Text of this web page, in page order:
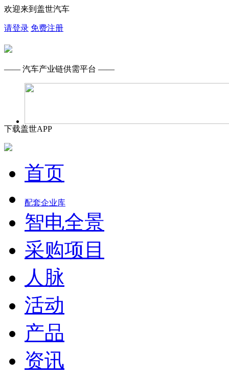
欢迎来到盖世汽车
请登录 免费注册
—— 汽车产业链供需平台 ——
下载盖世APP
首页
配套企业库
智电全景
采购项目
人脉
活动
产品
资讯